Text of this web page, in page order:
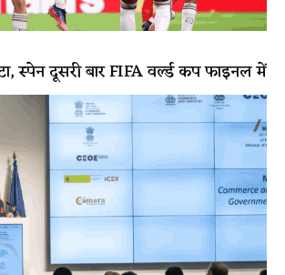
स्पेन दूसरी बार FIFA वर्ल्ड कप फाइनल में